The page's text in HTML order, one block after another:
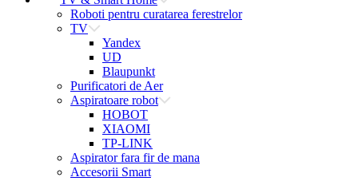
Roboti pentru curatarea ferestrelor
TV
Yandex
UD
Blaupunkt
Purificatori de Aer
Aspiratoare robot
HOBOT
XIAOMI
TP-LINK
Aspirator fara fir de mana
Accesorii Smart